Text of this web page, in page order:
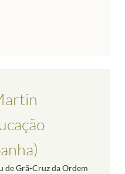
de Grã-Cruz da Ordem